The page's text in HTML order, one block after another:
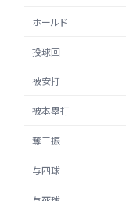
ホールド
投球回
被安打
被本塁打
奪三振
与四球